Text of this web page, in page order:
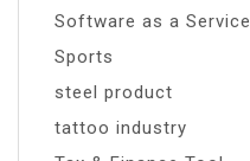
Software as a Service
Sports
steel product
tattoo industry